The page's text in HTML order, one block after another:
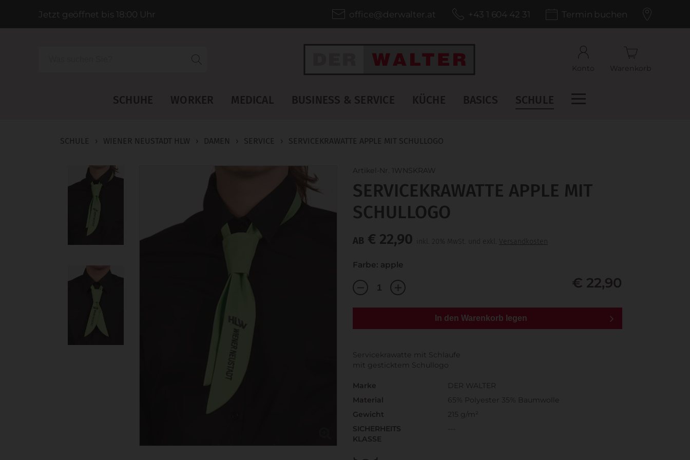
Jetzt geöffnet bis 18:00 Uhr office@derwalter.at +43 1 604 42 31 Termin buchen
Konto
Warenkorb
SCHUHE WORKER MEDICAL BUSINESS & SERVICE KÜCHE BASICS SCHULE
SCHULE › WIENER NEUSTADT HLW › DAMEN › SERVICE › SERVICEKRAWATTE APPLE MIT SCHULLOGO
Artikel-Nr. 1WNSKRAW
SERVICEKRAWATTE APPLE MIT
SCHULLOGO
AB € 22,90 inkl. 20% MwSt. und exkl. Versandkosten
Farbe: apple
€ 22,90
In den Warenkorb legen
Servicekrawatte mit Schlaufe
mit gesticktem Schullogo
Marke
DER WALTER
Material
65% Polyester 35% Baumwolle
Gewicht
215 g/m²
SICHERHEITS
KLASSE